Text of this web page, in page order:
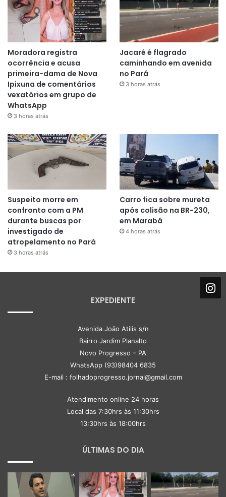
Moradora registra
ocorrência e acusa
primeira-dama de Nova
Ipixuna de comentários
vexatórios em grupo de
WhatsApp
3 horas atrás
Jacaré é flagrado
caminhando em avenida
no Pará
3 horas atrás
Suspeito morre em
confronto com a PM
durante buscas por
investigado de
atropelamento no Pará
3 horas atrás
Carro fica sobre mureta
após colisão na BR-230,
em Marabá
4 horas atrás
EXPEDIENTE
Avenida João Atilis s/n
Bairro Jardim Planalto
Novo Progresso – PA
WhatsApp (93)98404 6835
E-mail : folhadoprogresso.jornal@gmail.com
Atendimento online 24 horas
Local das 7:30hrs às 11:30hrs
13:30hrs às 18:00hrs
ÚLTIMAS DO DIA